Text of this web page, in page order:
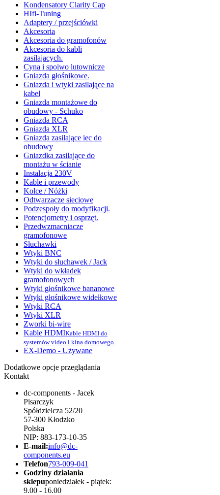
Kondensatory Clarity Cap
HIfi-Tuning
Adaptery / przejściówki
Akcesoria
Akcesoria do gramofonów
Akcesoria do kabli
zasilajacych.
Cyna i spoiwo lutownicze
Gniazda głośnikowe.
Gniazda i wtyki zasilające na
kabel
Gniazda montażowe do
obudowy - Schuko
Gniazda RCA
Gniazda XLR
Gniazda zasilające iec do
obudowy
Gniazdka zasilające do
montażu w ścianie
Instalacja 230V
Kable i przewody
Kolce / Nóżki
Odtwarzacze sieciowe
Podzespoły do modyfikacji.
Potencjometry i osprzęt.
Przedwzmacniacze
gramofonowe
Słuchawki
Wtyki BNC
Wtyki do słuchawek / Jack
Wtyki do wkładek
gramofonowych
Wtyki głośnikowe bananowe
Wtyki głośnikowe widełkowe
Wtyki RCA
Wtyki XLR
Zworki bi-wire
Kable HDMIKable HDMI do
systemów video i kina domowego.
EX-Demo - Używane
Dodatkowe opcje przeglądania
Kontakt
dc-components - Jacek
Pisarczyk
Spółdzielcza 52/20
57-300 Kłodzko
Polska
NIP: 883-173-10-35
E-mail:info@dc-
components.eu
Telefon793-009-041
Godziny działania
sklepuponiedziałek - piątek:
9.00 - 16.00